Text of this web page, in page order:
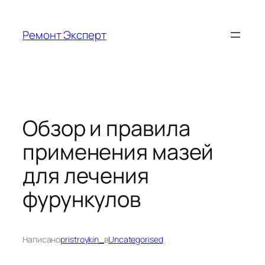
содержимому
Ремонт Эксперт
Обзор и правила
применения мазей
для лечения
фурункулов
Написаноpristroykin_ вUncategorised